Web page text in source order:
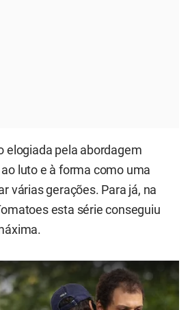
elogiada pela abordagem
luto e à forma como uma
várias gerações. Para já, na
esta série conseguiu